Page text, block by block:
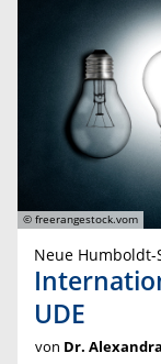
© freerangestock.vom
Neue
UDE
von Dr.